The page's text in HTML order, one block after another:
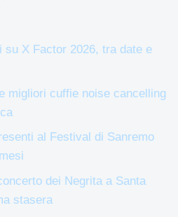
su X Factor 2026, tra date e
migliori cuffie noise cancelling
al Festival di Sanremo
dei Negrita a Santa
stasera